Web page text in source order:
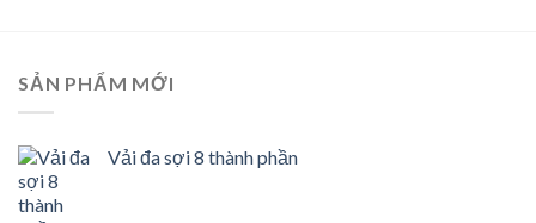
SẢN PHẨM MỚI
Vải đa sợi 8 thành phần